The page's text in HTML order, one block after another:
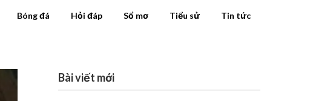
Bóng đá Hỏi đáp Sổ mơ Tiểu sử Tin tức
Bài viết mới